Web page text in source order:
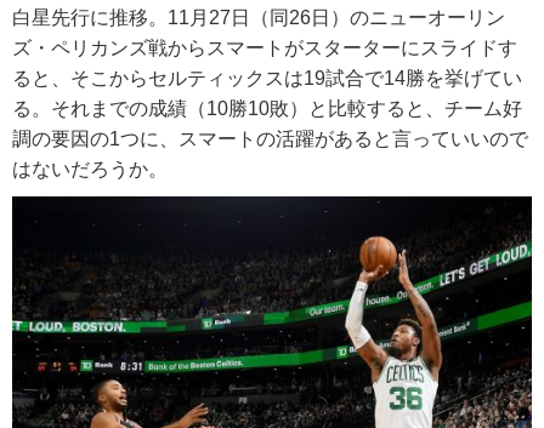
白星先行に推移。11月27日（同26日）のニューオーリン
ズ・ペリカンズ戦からスマートがスターターにスライドす
ると、そこからセルティックスは19試合で14勝を挙げてい
る。それまでの成績（10勝10敗）と比較すると、チーム好
調の要因の1つに、スマートの活躍があると言っていいので
はないだろうか。